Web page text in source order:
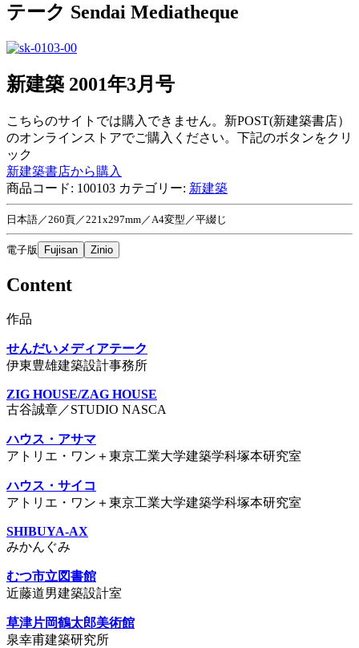
テーク Sendai Mediatheque
新建築 2001年3月号
こちらのサイトでは購入できません。新POST(新建築書店）
のオンラインストアでご購入ください。下記のボタンをクリ
ック
新建築書店から購入
商品コード: 100103 カテゴリー: 新建築
日本語／260頁／221x297mm／A4変型／平綴じ
電子版 Fujisan Zinio
Content
作品
せんだいメディアテーク
伊東豊雄建築設計事務所
ZIG HOUSE/ZAG HOUSE
古谷誠章／STUDIO NASCA
ハウス・アサマ
アトリエ・ワン＋東京工業大学建築学科塚本研究室
ハウス・サイコ
アトリエ・ワン＋東京工業大学建築学科塚本研究室
SHIBUYA-AX
みかんぐみ
むつ市立図書館
近藤道男建築設計室
草津片岡鶴太郎美術館
泉幸甫建築研究所